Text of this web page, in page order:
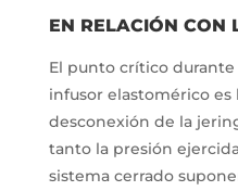
EN RELACIÓN CON
El punto crítico
infusor elastomérico es
desconexión de la
tanto la presión
sistema cerrado